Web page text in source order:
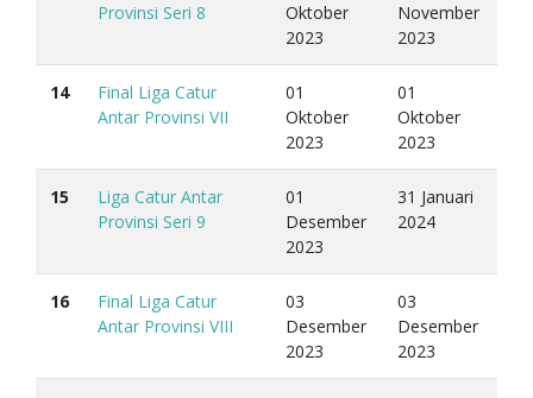
Provinsi Seri 8
Oktober
2023
November
2023
14
Final Liga Catur
Antar Provinsi VII
01
Oktober
2023
01
Oktober
2023
15
Liga Catur Antar
Provinsi Seri 9
01
Desember
2023
31 Januari
2024
16
Final Liga Catur
Antar Provinsi VIII
03
Desember
2023
03
Desember
2023